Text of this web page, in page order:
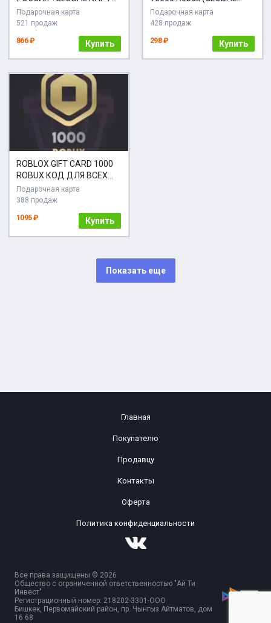
РОБЛОКС
Подарочная карта
521 продаж
866 ₽ Купить
КОД)
Подарочная карта
428 продаж
298 ₽ Купить
ROBLOX GIFT CARD 1000
ROBUX КОД ДЛЯ ВСЕХ
РЕГИОНОВ
Подарочная карта
388 продаж
1095 ₽ Купить
Показать еще
Главная
Покупателю
Продавцу
Контакты
Оферта
Политика конфиденциальности
Все права защищены © 2026
Общество с ограниченной ответственностью "Ай Ти
Инвест"
Регистрационный номер: 218202-3301-ООО
Бишкек, Первомайский район, пр. Чынгыз Айтматов, дом
16 68